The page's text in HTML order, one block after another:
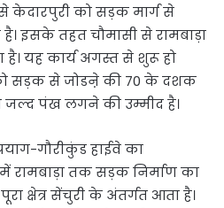
को सड़क मार्ग से
है। इसके तहत चौमासी से रामबाड़ा
यह कार्य अगस्त से शुरू हो
सड़क से जोडऩे की 70 के दशक
पंख लगने की उम्मीद है।
गौरीकुंड हाईवे का
रामबाड़ा तक सड़क निर्माण का
क्षेत्र सेंचुरी के अंतर्गत आता है।